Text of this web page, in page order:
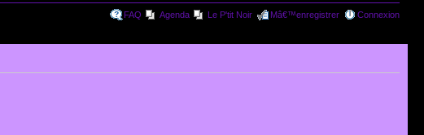
FAQ Agenda Le P'tit Noir Mâ€™enregistrer Connexion